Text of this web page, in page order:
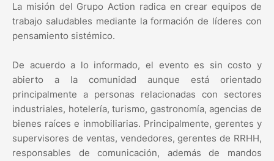
La misión del Grupo Action radica en crear equipos de
trabajo saludables mediante la formación de líderes con
pensamiento sistémico.
De acuerdo a lo informado, el evento es sin costo y
abierto a la comunidad aunque está orientado
principalmente a personas relacionadas con sectores
industriales, hotelería, turismo, gastronomía, agencias de
bienes raíces e inmobiliarias. Principalmente, gerentes y
supervisores de ventas, vendedores, gerentes de RRHH,
responsables de comunicación, además de mandos